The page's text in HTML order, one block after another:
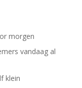
morgen
vandaag al
klein